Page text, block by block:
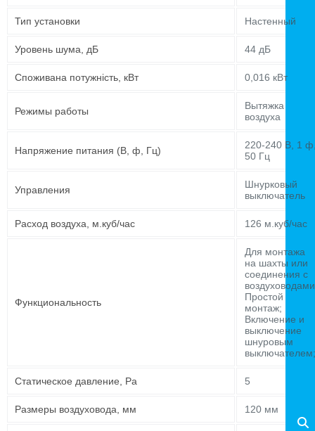
Тип установки Настенный
Уровень шума, дБ 44 дБ
Споживана потужність, кВт 0,016 кВт
Режимы работы
Вытяжка
воздуха
Напряжение питания (В, ф, Гц)
220-240 В, 1
50 Гц
Управления
Шнурковый
выключатель
Расход воздуха, м.куб/час 126 м.куб/час
Функциональность
Для монтажа
на шахты или
соединения с
Простой
монтаж;
Включение и
выключение
шнуровым
выключателем;
Статическое давление, Pa 5
Размеры воздуховода, мм 120 мм